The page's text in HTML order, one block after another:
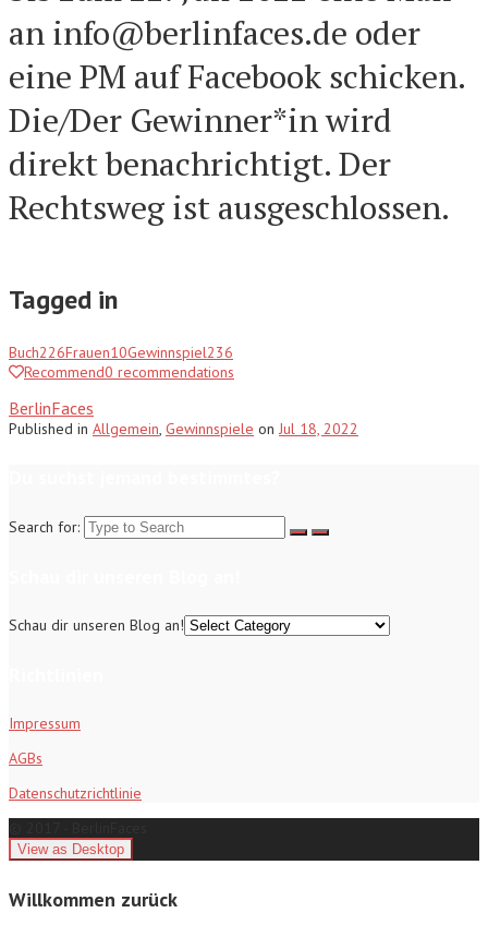
an info@berlinfaces.de oder
eine PM auf Facebook schicken.
Die/Der Gewinner*in wird
direkt benachrichtigt. Der
Rechtsweg ist ausgeschlossen.
Tagged in
Buch226Frauen10Gewinnspiel236
Recommend0 recommendations
BerlinFaces
Published in Allgemein, Gewinnspiele on Jul 18, 2022
Search for:
Schau dir unseren Blog an!
Impressum
AGBs
Datenschutzrichtlinie
Willkommen zurück